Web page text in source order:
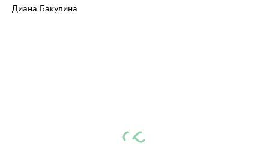
Диана Бакулина